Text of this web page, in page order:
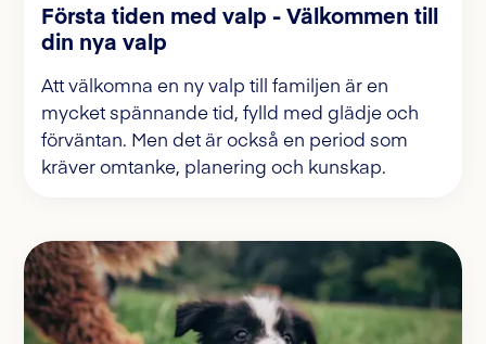
Första tiden med valp - Välkommen till
din nya valp
Att välkomna en ny valp till familjen är en
mycket spännande tid, fylld med glädje och
förväntan. Men det är också en period som
kräver omtanke, planering och kunskap.